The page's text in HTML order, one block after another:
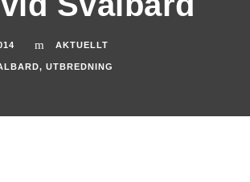
AKTUELLT
, UTBREDNING